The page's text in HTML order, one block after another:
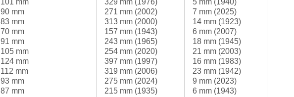
101 mm
90 mm
83 mm
70 mm
91 mm
105 mm
124 mm
112 mm
93 mm
87 mm
329 mm (1976)
271 mm (2002)
313 mm (2000)
157 mm (1943)
243 mm (1965)
254 mm (2020)
397 mm (1997)
319 mm (2006)
275 mm (2024)
215 mm (1935)
5 mm (1940)
7 mm (2025)
14 mm (1923)
6 mm (2007)
18 mm (1945)
21 mm (2003)
16 mm (1983)
23 mm (1942)
9 mm (2023)
6 mm (1943)